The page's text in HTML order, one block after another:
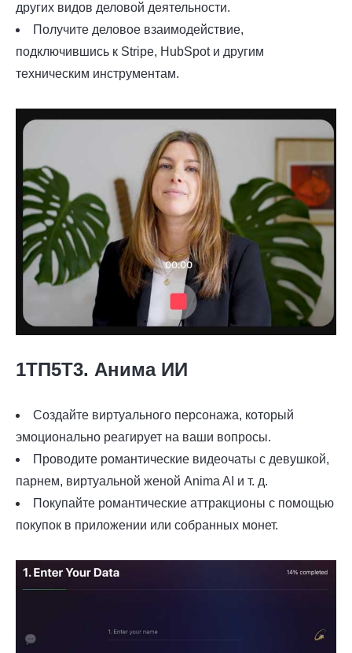
других видов деловой деятельности.
Получите деловое взаимодействие,
подключившись к Stripe, HubSpot и другим
техническим инструментам.
1ТП5Т3. Анима ИИ
Создайте виртуального персонажа, который
эмоционально реагирует на ваши вопросы.
Проводите романтические видеочаты с девушкой,
парнем, виртуальной женой Anima AI и т. д.
Покупайте романтические аттракционы с помощью
покупок в приложении или собранных монет.